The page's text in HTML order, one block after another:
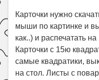
Карточки нужно
мыши по картинке и
как..) и распечатать
Карточки с 15ю
самые квадратики,
на стол. Листы с